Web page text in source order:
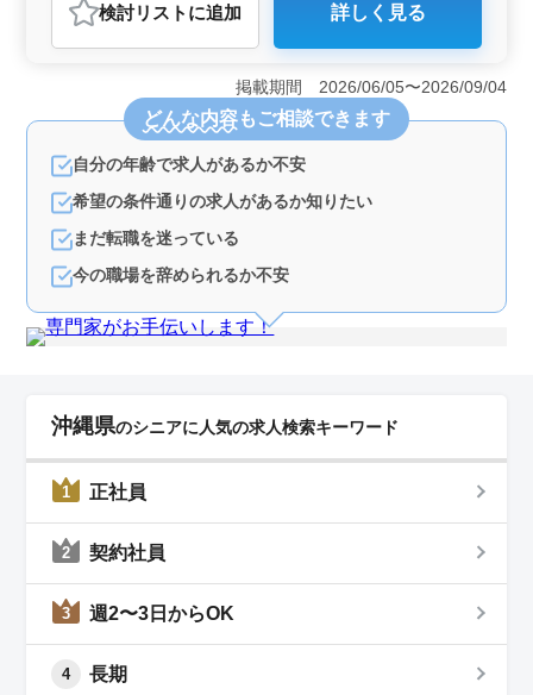
おすすめポイント
＜設備設計業務募集☆ベテラン経験者ご応募歓迎！週休2
日制で働きやすい環境を提供◎＞ 当社では設計事務所
での設備設計業務に携わるプロフェッショナルを募集し
ています。水道や空調などの設備に関するプロジェクト
に参加し、豊富な経験を活かして活躍してくださ
い。 ＜業務内容と備考＞ 施主との打ち合わせや現
地調査から基本設計、実施設計、積算まで、設計業務全
般に携わっていただきます。CAD操作の経験がある方を
歓迎し、効率的な業務遂行をサポートします。50代や60
共同作業が期待されます。 ＜給与と福利厚生＞ 年
与、福利厚生なども充実しています。完全週休2日制であ
検討リスト に追加 詳しく見る
掲載期間 2026/06/05〜2026/09/04
どんな内容もご相談できます
自分の年齢で求人があるか不安
希望の条件通りの求人があるか知りたい
まだ転職を迷っている
今の職場を辞められるか不安
沖縄県のシニアに人気の求人検索キーワード
1 正社員
2 契約社員
3 週2〜3日からOK
4 長期